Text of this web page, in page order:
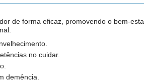
de forma eficaz, promovendo o bem-
no cuidar.
demência.